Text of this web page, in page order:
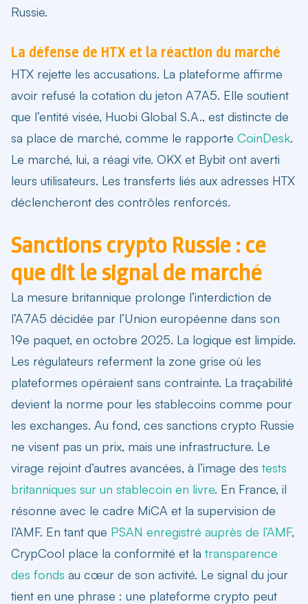
Russie.
La défense de HTX et la réaction du marché
HTX rejette les accusations. La plateforme affirme
avoir refusé la cotation du jeton A7A5. Elle soutient
que l’entité visée, Huobi Global S.A., est distincte de
sa place de marché, comme le rapporte CoinDesk.
Le marché, lui, a réagi vite. OKX et Bybit ont averti
leurs utilisateurs. Les transferts liés aux adresses HTX
déclencheront des contrôles renforcés.
Sanctions crypto Russie : ce
que dit le signal de marché
La mesure britannique prolonge l’interdiction de
l’A7A5 décidée par l’Union européenne dans son
19e paquet, en octobre 2025. La logique est limpide.
Les régulateurs referment la zone grise où les
plateformes opéraient sans contrainte. La traçabilité
devient la norme pour les stablecoins comme pour
les exchanges. Au fond, ces sanctions crypto Russie
ne visent pas un prix, mais une infrastructure. Le
virage rejoint d’autres avancées, à l’image des tests
britanniques sur un stablecoin en livre. En France, il
résonne avec le cadre MiCA et la supervision de
l’AMF. En tant que PSAN enregistré auprès de l’AMF,
CrypCool place la conformité et la transparence
des fonds au cœur de son activité. Le signal du jour
tient en une phrase : une plateforme crypto peut